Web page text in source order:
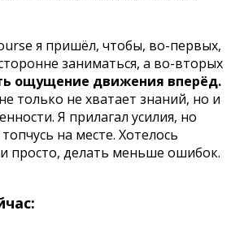
я пришёл, чтобы, во-первых,
заниматься, а во-вторых
ощущение движения вперёд.
только не хватает знаний, но и
Я прилагал усилия, но
на месте. Хотелось
просто, делать меньше ошибок.